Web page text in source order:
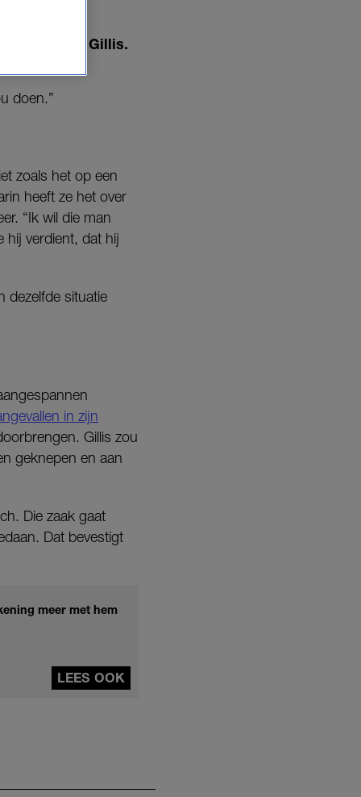
Peter Gillis.
doen.”
zoals het op een
heeft ze het over
“Ik wil die man
hij verdient, dat hij
dezelfde situatie
in zijn
Gillis zou
geknepen en aan
Die zaak gaat
Dat bevestigt
meer met hem
LEES OOK